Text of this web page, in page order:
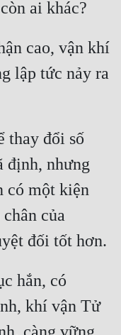
cao, vận khí
lập tức nảy ra
thay đổi số
định, nhưng
có một kiện
của
hắn, có
khí vận Tử